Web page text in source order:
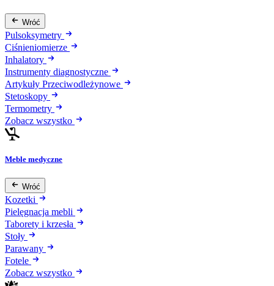
Wróć
Pulsoksymetry
Ciśnieniomierze
Inhalatory
Instrumenty diagnostyczne
Artykuły Przeciwodleżynowe
Stetoskopy
Termometry
Zobacz wszystko
Meble medyczne
Wróć
Kozetki
Pielęgnacja mebli
Taborety i krzesła
Stoły
Parawany
Fotele
Zobacz wszystko